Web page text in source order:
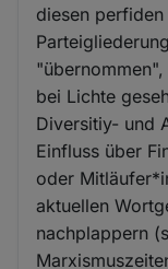
diesen
bei Lichte
Diversitiy- und
Einfluss über
oder
aktuellen
nachplappern